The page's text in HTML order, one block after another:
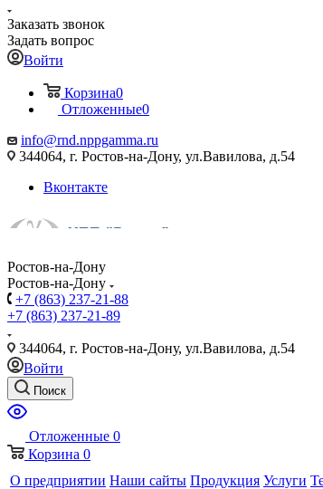
Заказать звонок
Задать вопрос
Войти
Корзина0
Отложенные0
info@rnd.nppgamma.ru
344064, г. Ростов-на-Дону, ул.Вавилова, д.54
Вконтакте
Ростов-на-Дону
Ростов-на-Дону
+7 (863) 237-21-88
+7 (863) 237-21-89
344064, г. Ростов-на-Дону, ул.Вавилова, д.54
Войти
Поиск
Отложенные 0
Корзина 0
О предприятии Наши сайты Продукция Услуги